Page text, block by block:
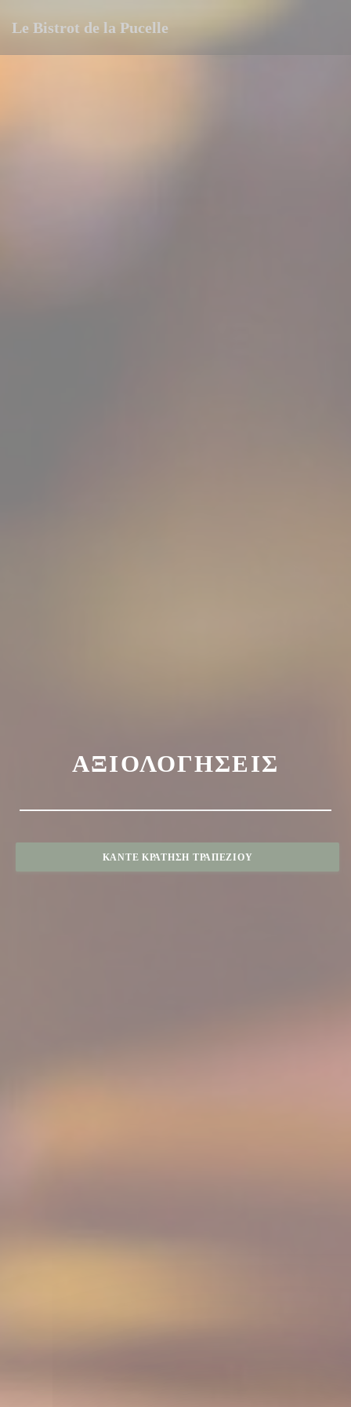
Le Bistrot de la Pucelle
ΑΞΙΟΛΟΓΉΣΕΙΣ
ΚΆΝΤΕ ΚΡΆΤΗΣΗ ΤΡΑΠΕΖΙΟΎ